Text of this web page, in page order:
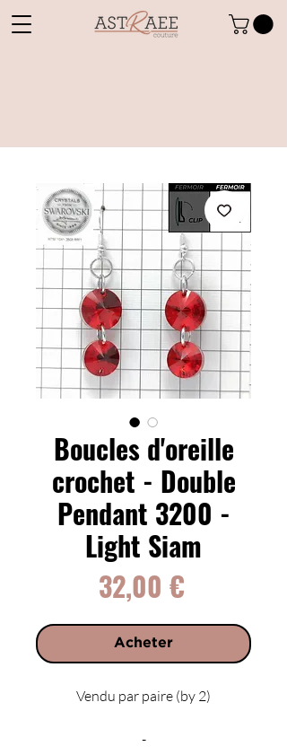
Boucles d'oreille
crochet - Double
Pendant 3200 -
Light Siam
32,00 €Prix
Acheter
Vendu par paire (by 2)
-